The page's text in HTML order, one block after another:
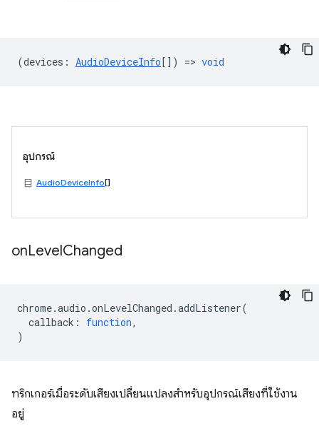
(devices : AudioDeviceInfo[]) => void
อุปกรณ์
AudioDeviceInfo[]
onLevelChanged
chrome.audio .onLevelChanged .addListener(
callback : function,
)
ทริกเกอร์เมื่อระดับเสียงเปลี่ยนแปลงสำหรับอุปกรณ์เสียงที่ใช้งาน
อยู่